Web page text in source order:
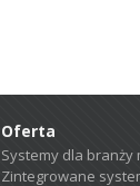
Oferta
Systemy dla branży
Zintegrowane